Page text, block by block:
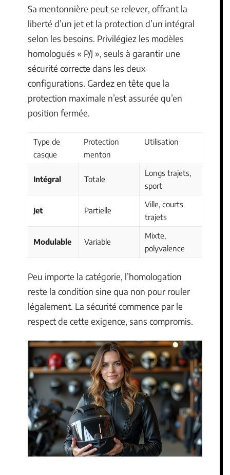
Sa mentonnière peut se relever, offrant la
liberté d’un jet et la protection d’un intégral
selon les besoins. Privilégiez les modèles
homologués « P/J », seuls à garantir une
sécurité correcte dans les deux
configurations. Gardez en tête que la
protection maximale n’est assurée qu’en
position fermée.
Type de
casque
Protection
menton
Utilisation
Intégral Totale
Longs trajets,
sport
Jet Partielle
Ville, courts
trajets
Modulable Variable
Mixte,
polyvalence
Peu importe la catégorie, l’homologation
reste la condition sine qua non pour rouler
légalement. La sécurité commence par le
respect de cette exigence, sans compromis.